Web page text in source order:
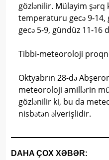
gözlənilir. Mülayim şərq
temperaturu gecə 9-14,
gecə 5-9, gündüz 11-16
Tibbi-meteoroloji
Oktyabrın 28-də
meteoroloji amillərin
gözlənilir ki, bu da
nisbətən əlverişlidir.
DAHA ÇOX XƏBƏR: